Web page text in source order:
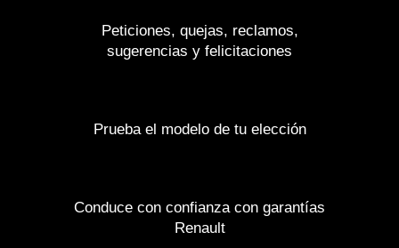
Peticiones, quejas, reclamos,
sugerencias y felicitaciones
Prueba el modelo de tu elección
Conduce con confianza con garantías
Renault